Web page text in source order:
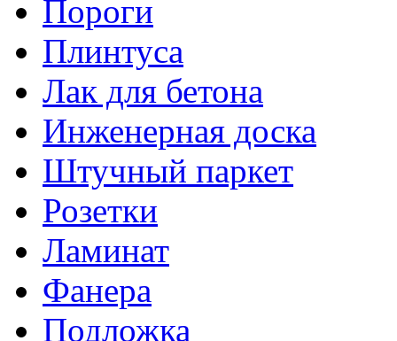
Пороги
Плинтуса
Лак для бетона
Инженерная доска
Штучный паркет
Розетки
Ламинат
Фанера
Подложка